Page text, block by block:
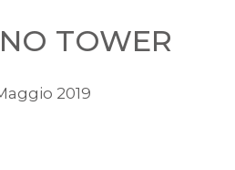
TOWER
2019